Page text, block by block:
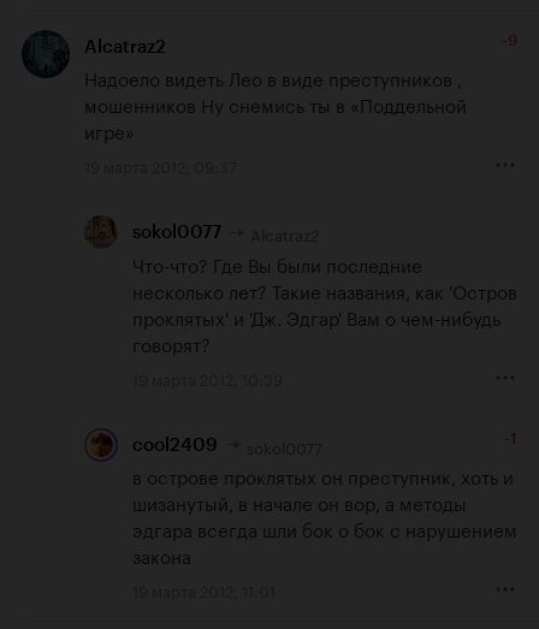
Alcatraz2 -9
Надоело видеть Лео в виде преступников ,
мошенников Ну снемись ты в «Поддельной
игре»
sokol0077
Что-что? Где Вы были последние
несколько лет? Такие названия, как 'Остров
проклятых' и 'Дж. Эдгар' Вам о чем-нибудь
говорят?
cool2409 -1
в острове проклятых он преступник, хоть и
шизанутый, в начале он вор, а методы
эдгара всегда шли бок о бок с нарушением
закона